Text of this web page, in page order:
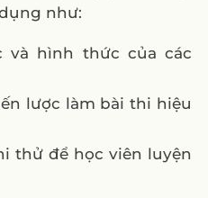
như:
và hình thức của các
lược làm bài thi hiệu
thử để học viên luyện